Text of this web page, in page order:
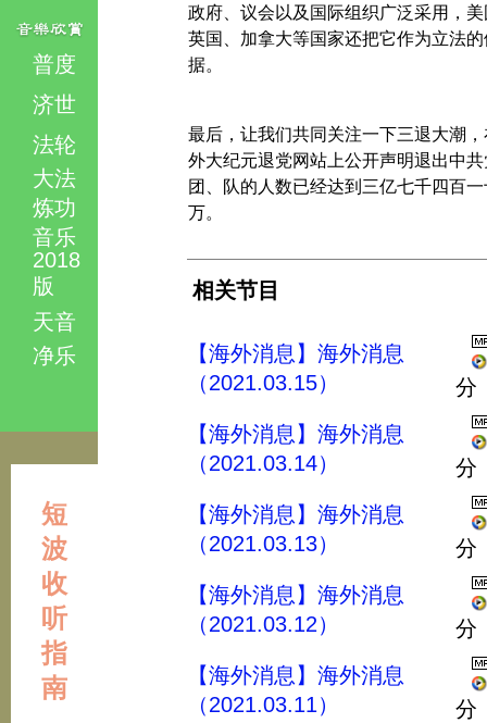
普度
济世
法轮
大法
炼功
音乐
2018
版
天音
净乐
短
波
收
听
指
南
政府、议会以及国际组织广泛采用，美
英国、加拿大等国家还把它作为立法的
据。
最后，让我们共同关注一下三退大潮，
外大纪元退党网站上公开声明退出中共
团、队的人数已经达到三亿七千四百
万。
相关节目
【海外消息】海外消息
（2021.03.15）
分
【海外消息】海外消息
（2021.03.14）
分
【海外消息】海外消息
（2021.03.13）
分
【海外消息】海外消息
（2021.03.12）
分
【海外消息】海外消息
（2021.03.11）
分